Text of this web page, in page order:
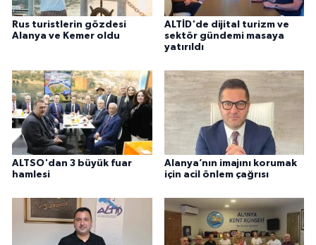
Rus turistlerin gözdesi
Alanya ve Kemer oldu
ALTİD'de dijital turizm ve
sektör gündemi masaya
yatırıldı
ALTSO'dan 3 büyük fuar
hamlesi
Alanya’nın imajını korumak
için acil önlem çağrısı